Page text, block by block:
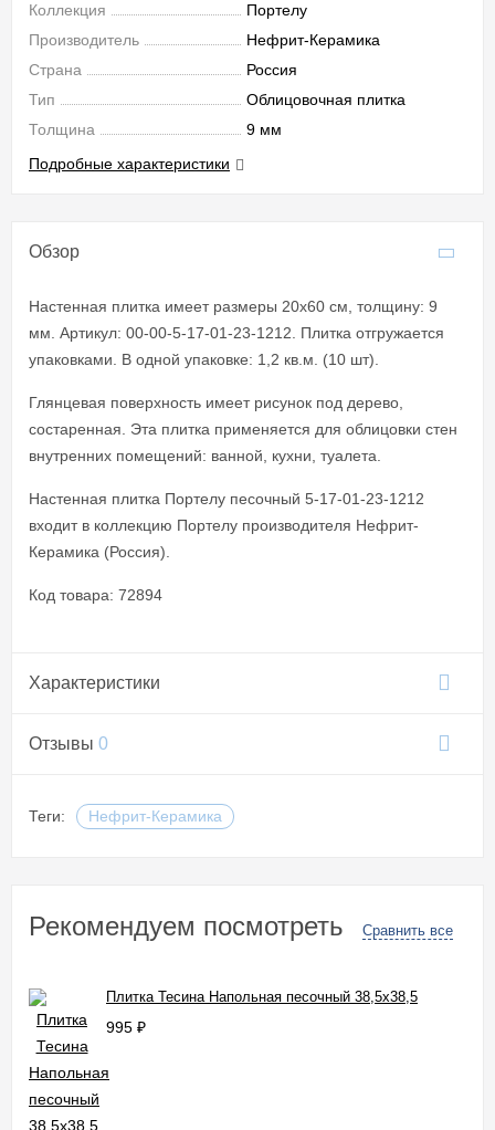
Коллекция
Портелу
Производитель
Нефрит-Керамика
Страна
Россия
Тип
Облицовочная плитка
Толщина
9 мм
Подробные характеристики
Обзор
Настенная плитка имеет размеры 20x60 см, толщину: 9
мм. Артикул: 00-00-5-17-01-23-1212. Плитка отгружается
упаковками. В одной упаковке: 1,2 кв.м. (10 шт).
Глянцевая поверхность имеет рисунок под дерево,
состаренная. Эта плитка применяется для облицовки стен
внутренних помещений: ванной, кухни, туалета.
Настенная плитка Портелу песочный 5-17-01-23-1212
входит в коллекцию Портелу производителя Нефрит-
Керамика (Россия).
Код товара: 72894
Характеристики
Отзывы 0
Теги: Нефрит-Керамика
Рекомендуем посмотреть Сравнить все
Плитка Тесина Напольная песочный 38,5x38,5
995 ₽